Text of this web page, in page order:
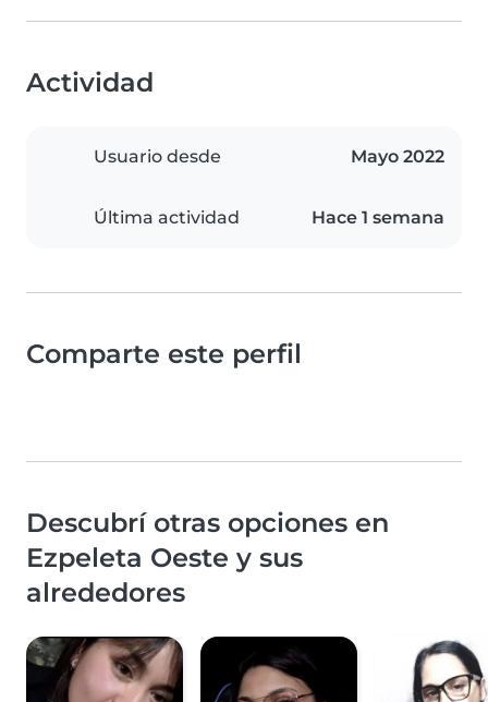
Actividad
Usuario desde Mayo 2022
Última actividad Hace 1 semana
Comparte este perfil
Descubrí otras opciones en
Ezpeleta Oeste y sus
alrededores